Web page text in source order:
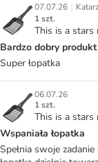
07.07.26 |
1 szt.
This is a stars
Bardzo dobry produkt
Super łopatka
06.07.26
1 szt.
This is a stars
Wspaniała łopatka
Spełnia swoje